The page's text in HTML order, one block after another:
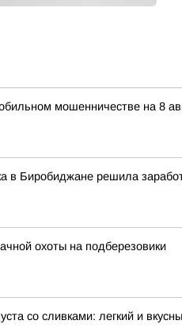
мошенничестве на 8
в Биробиджане решила
охоты на подберезовики
со сливками: легкий и